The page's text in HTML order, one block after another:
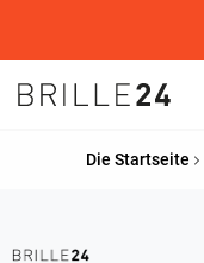
Die Startseite